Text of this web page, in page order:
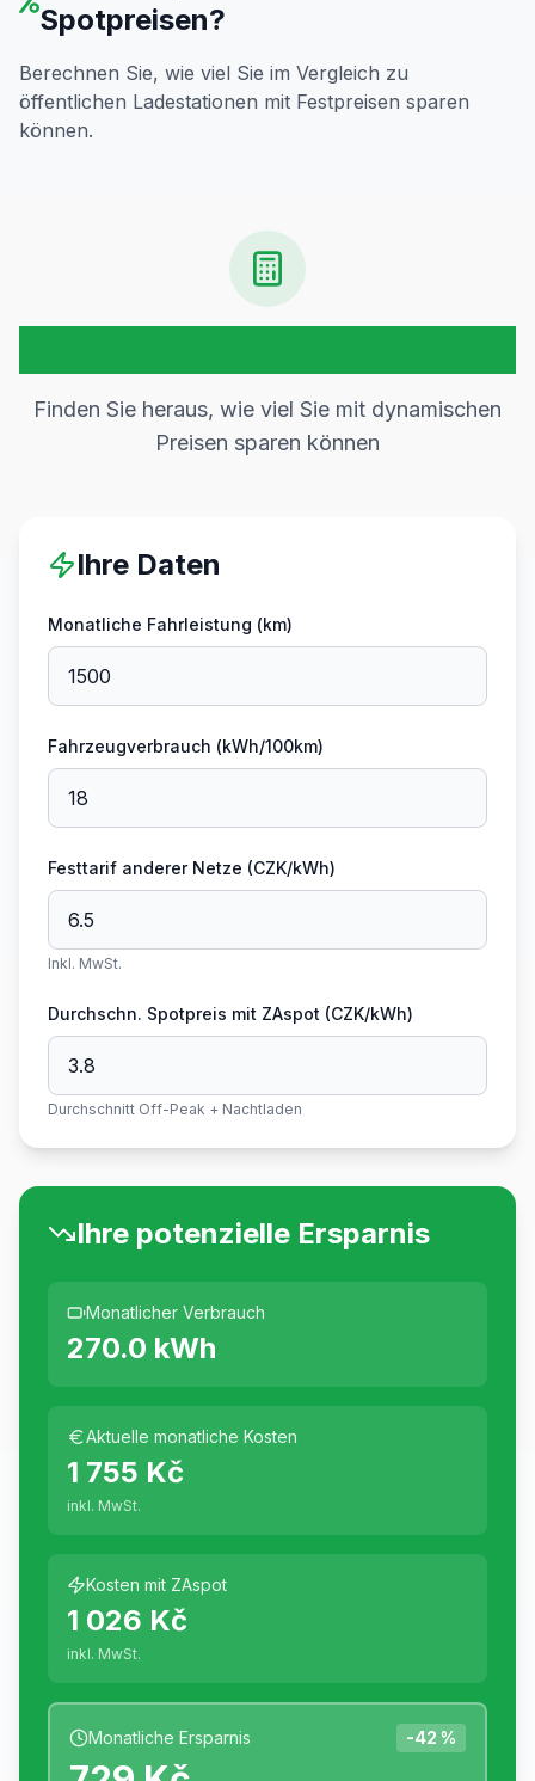
Spotpreisen?
Berechnen Sie, wie viel Sie im Vergleich zu
öffentlichen Ladestationen mit Festpreisen sparen
können.
Finden Sie heraus, wie viel Sie mit dynamischen
Preisen sparen können
Ihre Daten
Monatliche Fahrleistung (km)
Fahrzeugverbrauch (kWh/100km)
Festtarif anderer Netze (CZK/kWh)
Inkl. MwSt.
Durchschn. Spotpreis mit ZAspot (CZK/kWh)
Durchschnitt Off-Peak + Nachtladen
Ihre potenzielle Ersparnis
Monatlicher Verbrauch
270.0 kWh
Aktuelle monatliche Kosten
1 755 Kč
inkl. MwSt.
Kosten mit ZAspot
1 026 Kč
inkl. MwSt.
Monatliche Ersparnis -42 %